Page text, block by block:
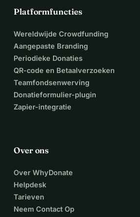
Platformfuncties
Wereldwijde Crowdfunding
Aangepaste Branding
Periodieke Donaties
QR-code en Betaalverzoeken
Teamfondsenwerving
Donatieformulier-plugin
Zapier-integratie
Over ons
Over WhyDonate
Helpdesk
Tarieven
Neem Contact Op